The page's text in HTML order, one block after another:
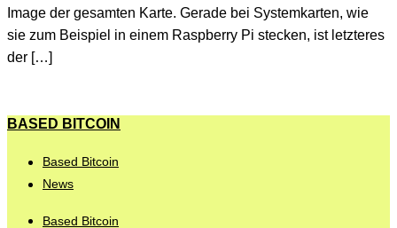
Image der gesamten Karte. Gerade bei Systemkarten, wie
sie zum Beispiel in einem Raspberry Pi stecken, ist letzteres
der […]
BASED BITCOIN
Based Bitcoin
News
Based Bitcoin